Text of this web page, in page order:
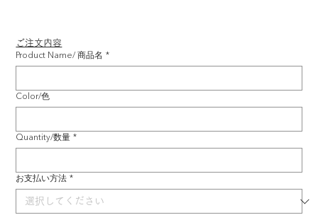
ご注文内容
Product Name/ 商品名 *
Color/色
Quantity/数量 *
お支払い方法 *